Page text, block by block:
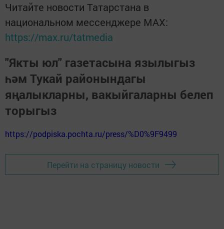
Читайте новости Татарстана в
национальном мессенджере MАХ:
https://max.ru/tatmedia
"Якты юл" газетасына язылыгыз
һәм Тукай районындагы
яңалыкларны, вакыйгаларны белеп
торыгыз
https://podpiska.pochta.ru/press/%D0%9F9499
Перейти на страницу новости